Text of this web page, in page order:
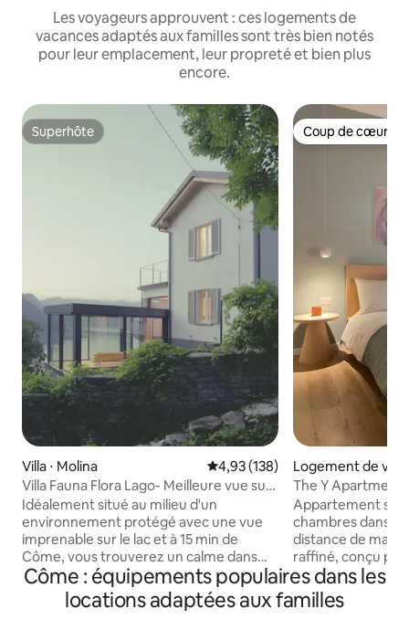
Les voyageurs approuvent : ces logements de
vacances adaptés aux familles sont très bien notés
pour leur emplacement, leur propreté et bien plus
encore.
Superhôte
Superhôte
Villa ⋅ Molina Évaluation moyenne sur la
4,93 (138)
Villa Fauna Flora Lago- Meilleure vue sur
le lac : TOUT NOUVEAU
Idéalement situé au milieu d'un
environnement protégé avec une vue
imprenable sur le lac et à 15 min de
Côme, vous trouverez un calme dans
une nature et une faune magnifiques. La
maison, restructurée en 2022, d'une
manière moderne et minimaliste, vous
Coup de cœur
Coup de cœur
Logement de
me
The Y
Appartement
chambres dans
distance de marche du
raffiné, conçu
et les moments
5 minutes à pied
Côme. Bienvenue à
Côme : équipements populaires dans les
locations adaptées aux familles